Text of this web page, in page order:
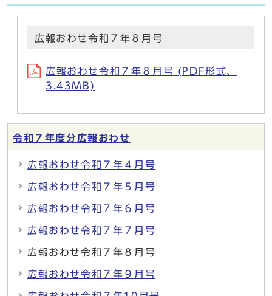
広報おわせ令和７年８月号
広報おわせ令和７年８月号 (PDF形式、
3.43MB)
令和７年度分広報おわせ
広報おわせ令和７年４月号
広報おわせ令和７年５月号
広報おわせ令和７年６月号
広報おわせ令和７年７月号
広報おわせ令和７年８月号
広報おわせ令和７年９月号